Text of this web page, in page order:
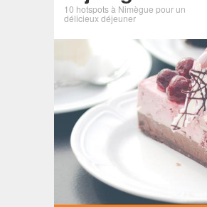
10 hotspots à Nimègue pour un
délicieux déjeuner